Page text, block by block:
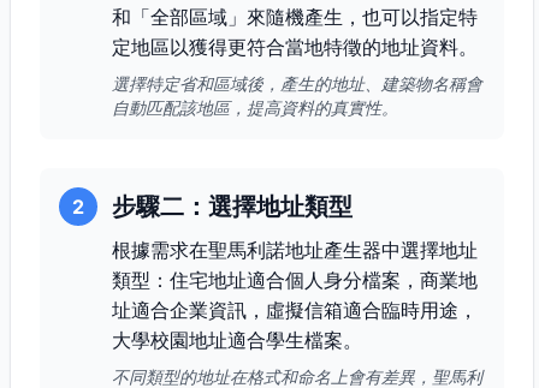
和「全部區域」來隨機產生，也可以指定特
定地區以獲得更符合當地特徵的地址資料。
選擇特定省和區域後，產生的地址、建築物名稱會
自動匹配該地區，提高資料的真實性。
2 步驟二：選擇地址類型
根據需求在聖馬利諾地址產生器中選擇地址
類型：住宅地址適合個人身分檔案，商業地
址適合企業資訊，虛擬信箱適合臨時用途，
大學校園地址適合學生檔案。
不同類型的地址在格式和命名上會有差異，聖馬利